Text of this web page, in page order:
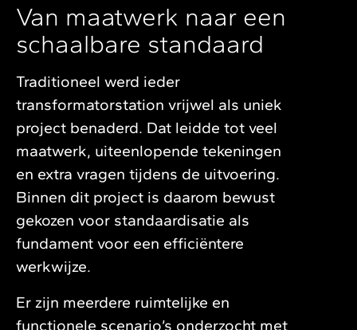
Van maatwerk naar een
schaalbare standaard
Traditioneel werd ieder
transformatorstation vrijwel als uniek
project benaderd. Dat leidde tot veel
maatwerk, uiteenlopende tekeningen
en extra vragen tijdens de uitvoering.
Binnen dit project is daarom bewust
gekozen voor standaardisatie als
fundament voor een efficiëntere
werkwijze.
Er zijn meerdere ruimtelijke en
functionele scenario’s onderzocht met